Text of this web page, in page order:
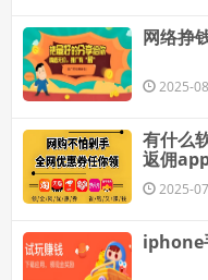
网络挣
2025-
有什么
返佣
2025-
iphone